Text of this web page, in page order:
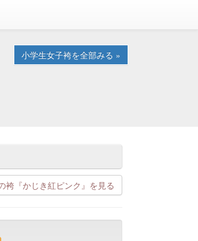
小学生女子袴を全部みる »
袴『かじき紅ピンク』を見る